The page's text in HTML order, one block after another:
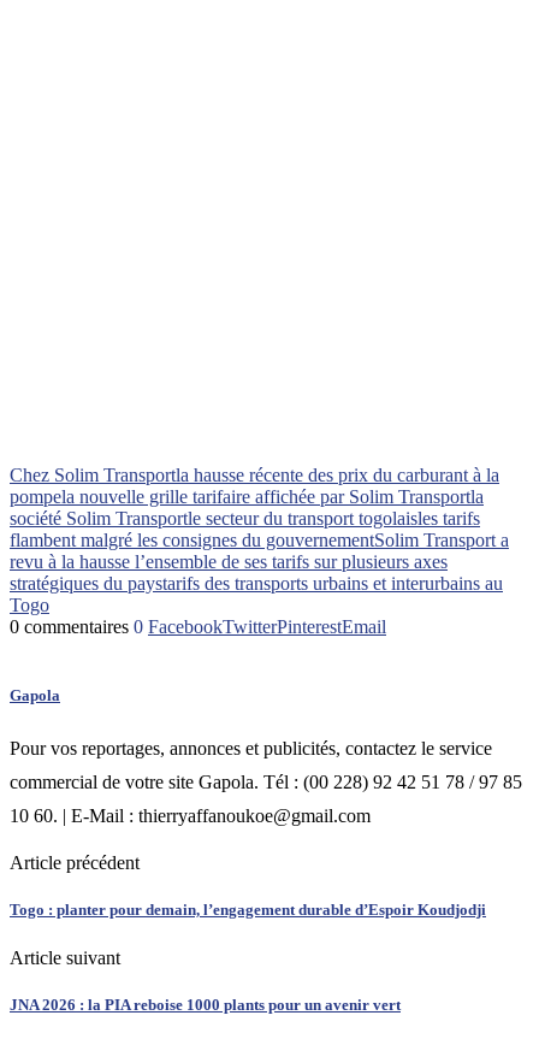
Chez Solim Transportla hausse récente des prix du carburant à la
pompela nouvelle grille tarifaire affichée par Solim Transportla
société Solim Transportle secteur du transport togolaisles tarifs
flambent malgré les consignes du gouvernementSolim Transport a
revu à la hausse l’ensemble de ses tarifs sur plusieurs axes
stratégiques du paystarifs des transports urbains et interurbains au
Togo
0 commentaires 0 FacebookTwitterPinterestEmail
Gapola
Pour vos reportages, annonces et publicités, contactez le service
commercial de votre site Gapola. Tél : (00 228) 92 42 51 78 / 97 85
10 60. | E-Mail : thierryaffanoukoe@gmail.com
Article précédent
Togo : planter pour demain, l’engagement durable d’Espoir Koudjodji
Article suivant
JNA 2026 : la PIA reboise 1000 plants pour un avenir vert